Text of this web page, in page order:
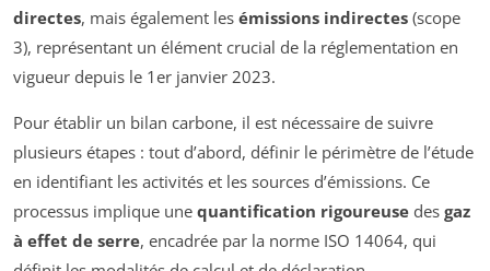
directes, mais également les émissions indirectes (scope
3), représentant un élément crucial de la réglementation en
vigueur depuis le 1er janvier 2023.
Pour établir un bilan carbone, il est nécessaire de suivre
plusieurs étapes : tout d’abord, définir le périmètre de l’étude
en identifiant les activités et les sources d’émissions. Ce
processus implique une quantification rigoureuse des gaz
à effet de serre, encadrée par la norme ISO 14064, qui